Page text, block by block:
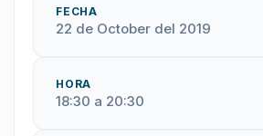
FECHA
22 de October del 2019
HORA
18:30 a 20:30